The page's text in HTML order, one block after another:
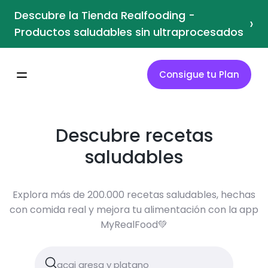
Descubre la Tienda Realfooding -
Productos saludables sin ultraprocesados ›
Consigue tu Plan
Descubre recetas
saludables
Explora más de 200.000 recetas saludables, hechas
con comida real y mejora tu alimentación con la app
MyRealFood💚